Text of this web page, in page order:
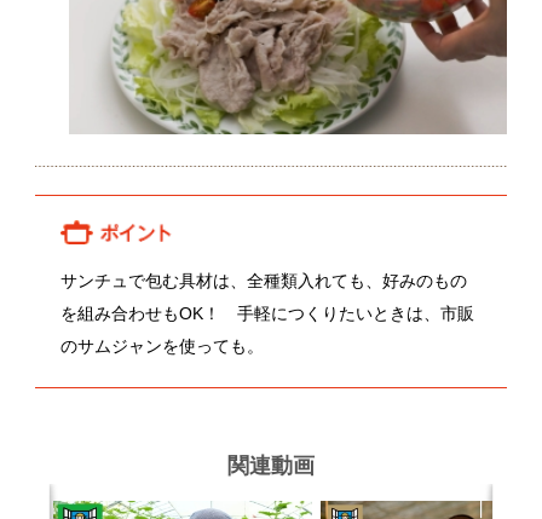
のサムジャンを使っても。
関連動画